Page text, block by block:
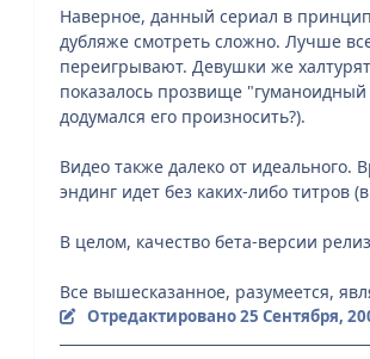
Наверное, данный сериал в
дубляже смотреть сложно. Лучше
переигрывают. Девушки же
показалось прозвище "гуманоидный
додумался его произносить?).
Видео также далеко от
эндинг идет без каких-либо титров
В целом, качество бета-версии
Все вышесказанное, разумеется,
Отредактировано25 Сентября,